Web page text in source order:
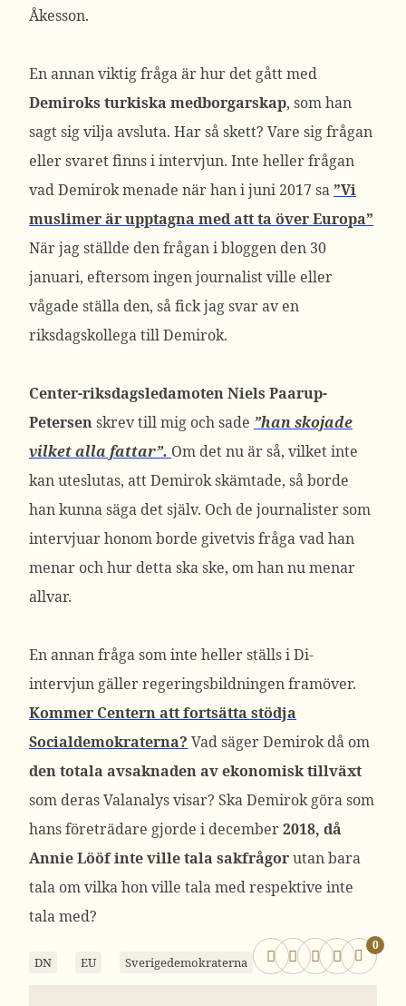
Åkesson.
En annan viktig fråga är hur det gått med
Demiroks turkiska medborgarskap, som han
sagt sig vilja avsluta. Har så skett? Vare sig frågan
eller svaret finns i intervjun. Inte heller frågan
vad Demirok menade när han i juni 2017 sa”Vi
muslimer är upptagna med att ta över Europa”
När jag ställde den frågan i bloggen den 30
januari, eftersom ingen journalist ville eller
vågade ställa den, så fick jag svar av en
riksdagskollega till Demirok.
Center-riksdagsledamoten Niels Paarup-
Petersenskrev till mig och sade ”han skojade
vilket alla fattar”. Om det nu är så, vilket inte
kan uteslutas, att Demirok skämtade, så borde
han kunna säga det själv. Och de journalister som
intervjuar honom borde givetvis fråga vad han
menar och hur detta ska ske, om han nu menar
allvar.
En annan fråga som inte heller ställs i Di-
intervjun gäller regeringsbildningen framöver.
Kommer Centern att fortsätta stödja
Socialdemokraterna? Vad säger Demirok då om
den totala avsaknaden av ekonomisk tillväxt
som deras Valanalys visar? Ska Demirok göra som
hans företrädare gjorde i december2018, då
Annie Lööf inte ville tala sakfrågorutan bara
tala om vilka hon ville tala med respektive inte
tala med?
DN EU Sverigedemokraterna
0